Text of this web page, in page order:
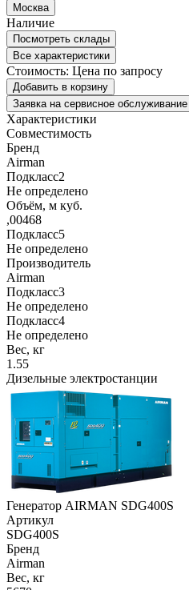
Москва
Наличие
Посмотреть склады
Все характеристики
Стоимость: Цена по запросу
Добавить в корзину
Заявка на сервисное обслуживание
Характеристики
Совместимость
Бренд
Airman
Подкласс2
Не определено
Объём, м куб.
,00468
Подкласс5
Не определено
Производитель
Airman
Подкласс3
Не определено
Подкласс4
Не определено
Вес, кг
1.55
Дизельные электростанции
Генератор AIRMAN SDG400S
Артикул
SDG400S
Бренд
Airman
Вес, кг